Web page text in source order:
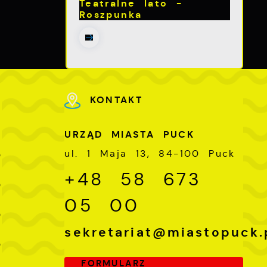
Teatralne lato -
Roszpunka
KONTAKT
URZĄD MIASTA PUCK
ul. 1 Maja 13, 84-100 Puck
+48 58 673
05 00
FORMULARZ